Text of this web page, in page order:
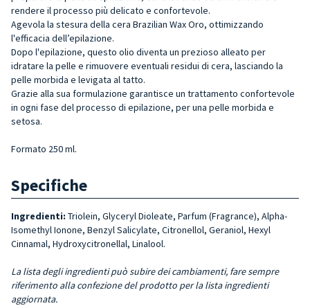
rendere il processo più delicato e confortevole.
Agevola la stesura della cera Brazilian Wax Oro, ottimizzando
l'efficacia dell’epilazione.
Dopo l'epilazione, questo olio diventa un prezioso alleato per
idratare la pelle e rimuovere eventuali residui di cera, lasciando la
pelle morbida e levigata al tatto.
Grazie alla sua formulazione garantisce un trattamento confortevole
in ogni fase del processo di epilazione, per una pelle morbida e
setosa.
Formato 250 ml.
Specifiche
Ingredienti: Triolein, Glyceryl Dioleate, Parfum (Fragrance), Alpha-
Isomethyl Ionone, Benzyl Salicylate, Citronellol, Geraniol, Hexyl
Cinnamal, Hydroxycitronellal, Linalool.
La lista degli ingredienti può subire dei cambiamenti, fare sempre
riferimento alla confezione del prodotto per la lista ingredienti
aggiornata.